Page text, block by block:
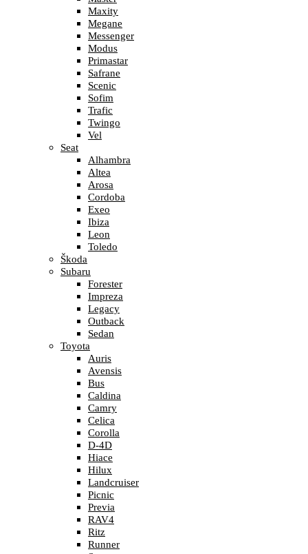
Maxity
Megane
Messenger
Modus
Primastar
Safrane
Scenic
Sofim
Trafic
Twingo
Vel
Seat
Alhambra
Altea
Arosa
Cordoba
Exeo
Ibiza
Leon
Toledo
Škoda
Subaru
Forester
Impreza
Legacy
Outback
Sedan
Toyota
Auris
Avensis
Bus
Caldina
Camry
Celica
Corolla
D-4D
Hiace
Hilux
Landcruiser
Picnic
Previa
RAV4
Ritz
Runner